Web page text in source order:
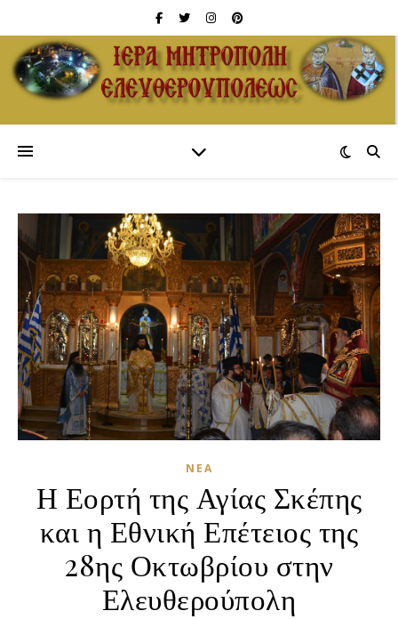
ΝΈΑ
Η Εορτή της Αγίας Σκέπης
και η Εθνική Επέτειος της
28ης Οκτωβρίου στην
Ελευθερούπολη